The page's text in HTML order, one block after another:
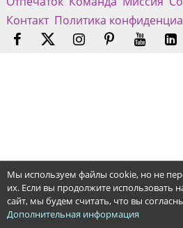
Контакт Политика
Мы используем файлы cookie, но не
их. Если вы продолжите использовать
сайт, мы будем считать, что вы
Дополнительная информация